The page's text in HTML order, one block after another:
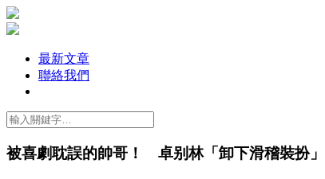
最新文章
聯絡我們
被喜劇耽誤的帥哥！ 卓别林「卸下滑稽裝扮